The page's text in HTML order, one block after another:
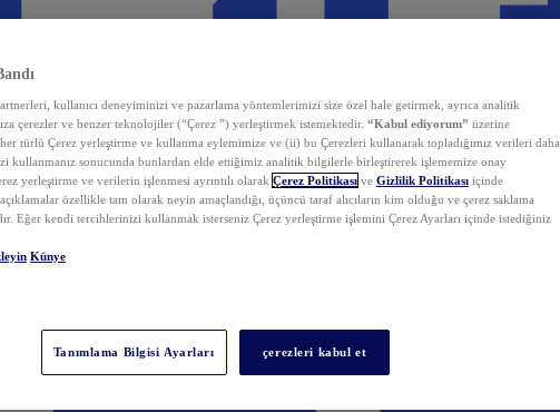
kullanıcı deneyiminizi ve pazarlama yöntemlerimizi size özel hale getirmek, ayrıca analitik
çerezler ve benzer teknolojiler (“Çerez ”) yerleştirmek istemektedir. “Kabul ediyorum” üzerine
her türlü Çerez yerleştirme ve kullanma eylemimize ve (ii) bu Çerezleri kullanarak topladığımız verileri daha
kullanmanız sonucunda bunlardan elde ettiğimiz analitik bilgilerle birleştirerek işlememize onay
yerleştirme ve verilerin işlenmesi ayrıntılı olarak Çerez Politikası ve Gizlilik Politikası içinde
açıklamalar özellikle tam olarak neyin amaçlandığı, üçüncü taraf alıcıların kim olduğu ve çerez saklama
Eğer kendi tercihlerinizi kullanmak isterseniz Çerez yerleştirme işlemini Çerez Ayarları içinde istediğiniz
Künye
Tanımlama Bilgisi Ayarları çerezleri kabul et